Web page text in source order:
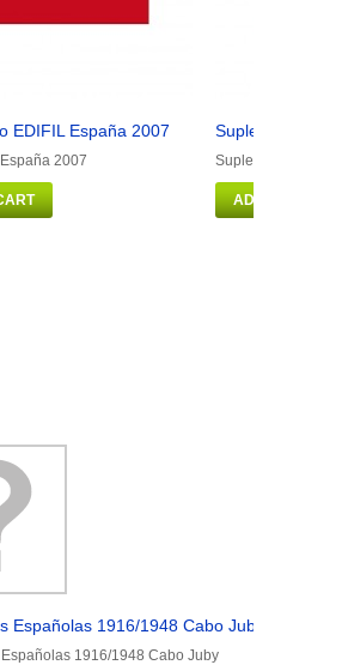
EDIFIL España 2007
2007
Suplemento
Suplemento
ADD TO CART
Españolas 1916/1948 Cabo Juby
1916/1948 Cabo Juby